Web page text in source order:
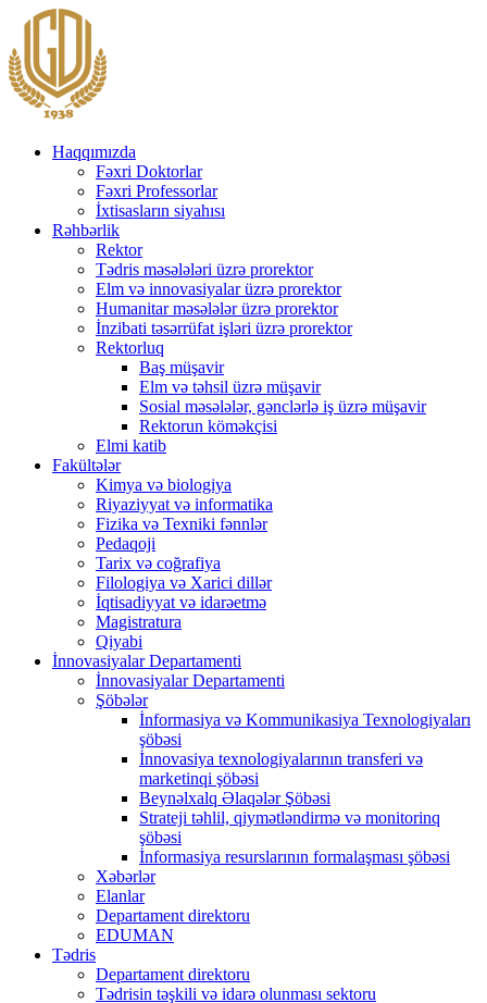
Haqqımızda
Fəxri Doktorlar
Fəxri Professorlar
İxtisasların siyahısı
Rəhbərlik
Rektor
Tədris məsələləri üzrə prorektor
Elm və innovasiyalar üzrə prorektor
Humanitar məsələlər üzrə prorektor
İnzibati təsərrüfat işləri üzrə prorektor
Rektorluq
Baş müşavir
Elm və təhsil üzrə müşavir
Sosial məsələlər, gənclərlə iş üzrə müşavir
Rektorun köməkçisi
Elmi katib
Fakültələr
Kimya və biologiya
Riyaziyyat və informatika
Fizika və Texniki fənnlər
Pedaqoji
Tarix və coğrafiya
Filologiya və Xarici dillər
İqtisadiyyat və idarəetmə
Magistratura
Qiyabi
İnnovasiyalar Departamenti
İnnovasiyalar Departamenti
Şöbələr
İnformasiya və Kommunikasiya Texnologiyaları
şöbəsi
İnnovasiya texnologiyalarının transferi və
marketinqi şöbəsi
Beynəlxalq Əlaqələr Şöbəsi
Strateji təhlil, qiymətləndirmə və monitorinq
şöbəsi
İnformasiya resurslarının formalaşması şöbəsi
Xəbərlər
Elanlar
Departament direktoru
EDUMAN
Tədris
Departament direktoru
Tədrisin təşkili və idarə olunması sektoru